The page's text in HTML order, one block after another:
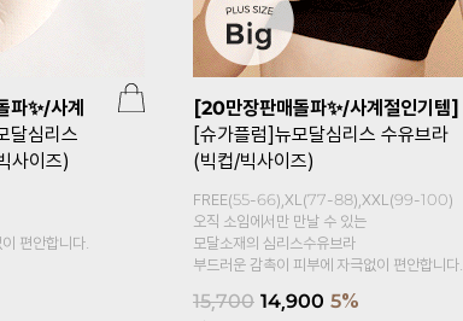
파✨/사계
달심리스
사이즈)
편안합니다.
[20만장판매돌파✨/사계절인기템]
[슈가플럼]뉴모달심리스 수유브라
(빅컵/빅사이즈)
FREE(55-66),XL(77-88),XXL(99-100)
오직 소임에서만 만날 수 있는
모달소재의 심리스수유브라
부드러운 감촉이 피부에 자극없이 편안합니다.
15,700 14,900 5%